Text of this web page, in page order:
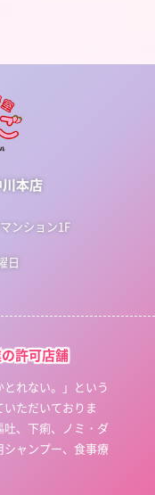
本店
ンション1F
日
許可店舗
とれない。」という
ただいておりま
、下痢、ノミ・ダ
ャンプー、食事療